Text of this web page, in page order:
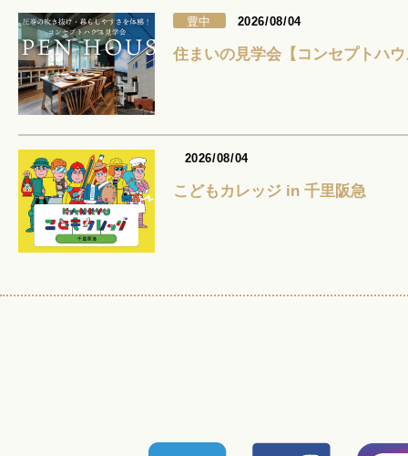
豊中 2026/08/04
住まいの見学会【コンセプトハ
2026/08/04
こどもカレッジ in 千里阪急